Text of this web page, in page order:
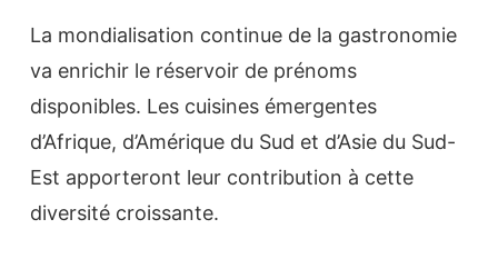
La mondialisation continue de la gastronomie
va enrichir le réservoir de prénoms
disponibles. Les cuisines émergentes
d’Afrique, d’Amérique du Sud et d’Asie du Sud-
Est apporteront leur contribution à cette
diversité croissante.